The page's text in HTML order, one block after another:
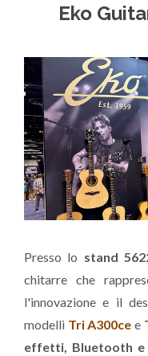
Eko
Presso lo stand
chitarre che
l'innovazione e il
modelli Tri A300ce e
effetti, Bluetooth e